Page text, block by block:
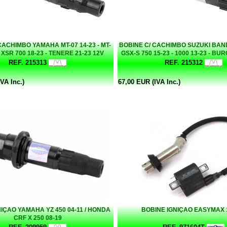
YAMAHA MT-07 14-23 - MT-
700 18-23 - TENERE 21-23 12V
(OEM: 1WS-82310-00-00)
REF. 215313
Inc.)
BOBINE C/ CACHIMBO SUZUKI
GSX-S 750 15-23 - 1000 13-23 -
18 12V (OEM: 33410-
REF. 215312
67,00 EUR (IVA Inc.)
YAMAHA YZ 450 04-11 / HONDA
CRF X 250 08-19
BOBINE IGNIÇAO EASYMAX